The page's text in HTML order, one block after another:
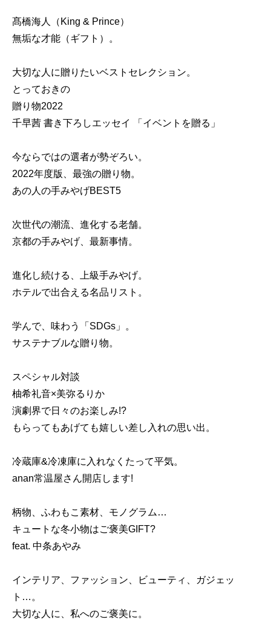
髙橋海人（King & Prince）
無垢な才能（ギフト）。
大切な人に贈りたいベストセレクション。
とっておきの
贈り物2022
千早茜 書き下ろしエッセイ 「イベントを贈る」
今ならではの選者が勢ぞろい。
2022年度版、最強の贈り物。
あの人の手みやげBEST5
次世代の潮流、進化する老舗。
京都の手みやげ、最新事情。
進化し続ける、上級手みやげ。
ホテルで出合える名品リスト。
学んで、味わう「SDGs」。
サステナブルな贈り物。
スペシャル対談
柚希礼音×美弥るりか
演劇界で日々のお楽しみ!?
もらってもあげても嬉しい差し入れの思い出。
冷蔵庫&冷凍庫に入れなくたって平気。
anan常温屋さん開店します!
柄物、ふわもこ素材、モノグラム…
キュートな冬小物はご褒美GIFT?
feat. 中条あやみ
インテリア、ファッション、ビューティ、ガジェッ
ト…。
大切な人に、私へのご褒美に。